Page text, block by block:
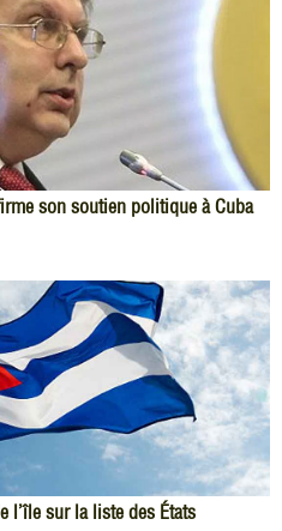
son soutien politique à Cuba
l’île sur la liste des États